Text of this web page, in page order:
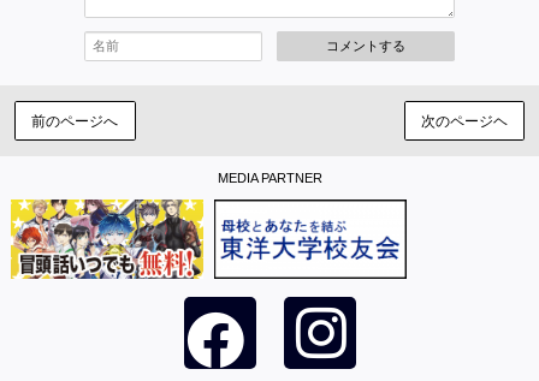
コメントする
前のページへ 次のページヘ
MEDIA PARTNER